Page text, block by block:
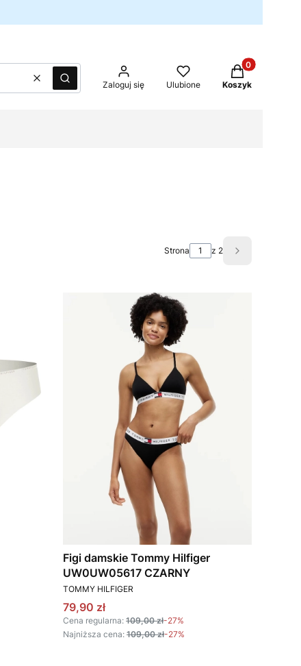
WyczyśćSzukaj Zaloguj się Ulubione
Produkty w
Koszyk
Strona z 2 Następne
Figi damskie Tommy Hilfiger
UW0UW05617 CZARNY
PRODUCENT
TOMMY HILFIGER
Cena promocyjna
79,90 zł
Cena regularna: 109,00 zł-27%
Najniższa cena: 109,00 zł-27%